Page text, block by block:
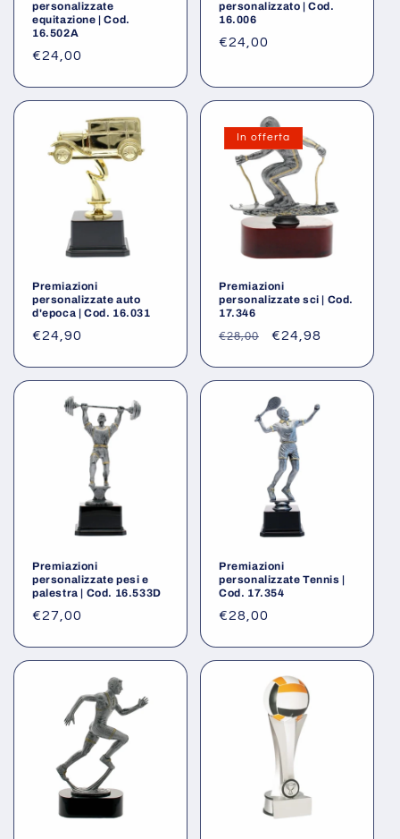
personalizzate
equitazione | Cod.
16.502A
Prezzo
listino
€24,00
personalizzato | Cod.
16.006
Prezzo
listino
€24,00
Premiazioni
personalizzate auto
d'epoca | Cod. 16.031
Prezzo
listino
€24,90
In offerta
Premiazioni
personalizzate sci | Cod.
17.346
Prezzo
listino
€28,00
Prezzo
€24,98
Premiazioni
personalizzate pesi e
palestra | Cod. 16.533D
Prezzo
listino
€27,00
Premiazioni
personalizzate Tennis |
Cod. 17.354
Prezzo
listino
€28,00